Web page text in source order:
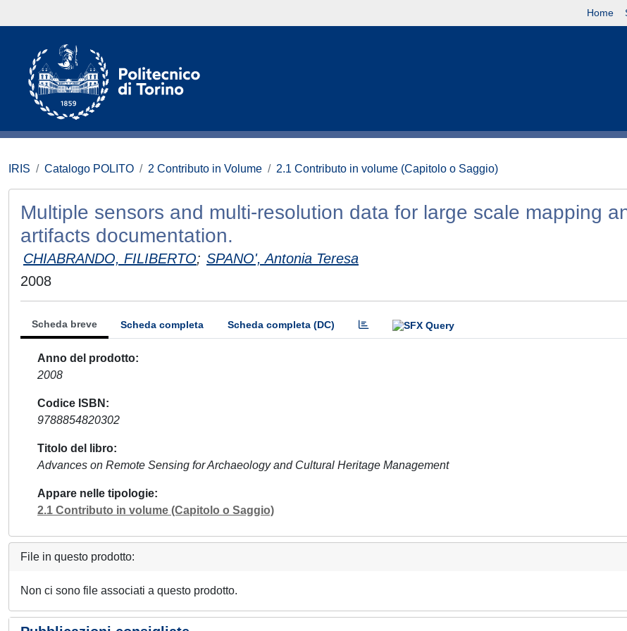
Home
IRIS Catalogo POLITO 2 Contributo in Volume 2.1 Contributo in volume (Capitolo o Saggio)
Multiple sensors and multi-resolution data for large scale mapping
artifacts documentation.
CHIABRANDO, FILIBERTO; SPANO', Antonia Teresa
2008
Scheda breve Scheda completa Scheda completa (DC)
Anno del prodotto
2008
Codice ISBN
9788854820302
Titolo del libro
Advances on Remote Sensing for Archaeology and Cultural Heritage Management
Appare nelle tipologie
2.1 Contributo in volume (Capitolo o Saggio)
File in questo prodotto:
Non ci sono file associati a questo prodotto.